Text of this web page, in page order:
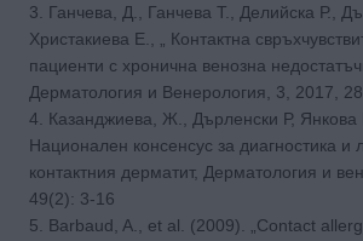
3. Ганчева, Д., Ганчева Т., Делийска Р.,
Христакиева Е., „ Контактна
пациенти с хронична венозна
Дерматология и Венерология, 3, 2017,
4. Казанджиева, Ж., Дърленски Р, Янкова
Национален консенсус за диагностика и
контактния дерматит, Дерматология и
49(2): 3-16
5. Barbaud, A., et al. (2009). „Contact